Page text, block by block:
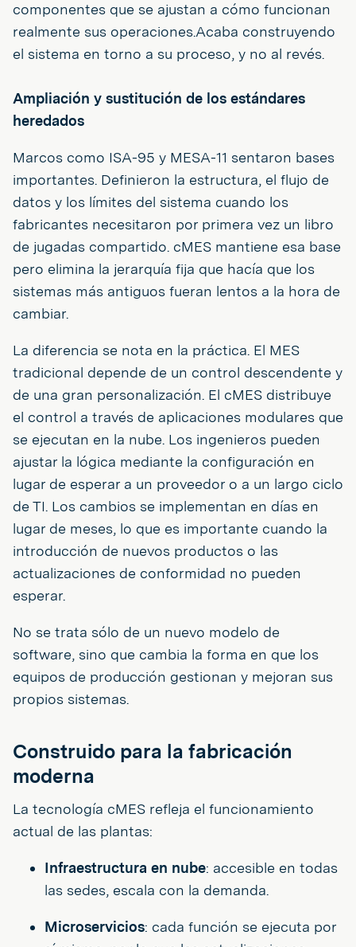
componentes que se ajustan a cómo funcionan
realmente sus operaciones.Acaba construyendo
el sistema en torno a su proceso, y no al revés.
Ampliación y sustitución de los estándares
heredados
Marcos como ISA-95 y MESA-11 sentaron bases
importantes. Definieron la estructura, el flujo de
datos y los límites del sistema cuando los
fabricantes necesitaron por primera vez un libro
de jugadas compartido. cMES mantiene esa base
pero elimina la jerarquía fija que hacía que los
sistemas más antiguos fueran lentos a la hora de
cambiar.
La diferencia se nota en la práctica. El MES
tradicional depende de un control descendente y
de una gran personalización. El cMES distribuye
el control a través de aplicaciones modulares que
se ejecutan en la nube. Los ingenieros pueden
ajustar la lógica mediante la configuración en
lugar de esperar a un proveedor o a un largo ciclo
de TI. Los cambios se implementan en días en
lugar de meses, lo que es importante cuando la
introducción de nuevos productos o las
actualizaciones de conformidad no pueden
esperar.
No se trata sólo de un nuevo modelo de
software, sino que cambia la forma en que los
equipos de producción gestionan y mejoran sus
propios sistemas.
Construido para la fabricación
moderna
La tecnología cMES refleja el funcionamiento
actual de las plantas:
Infraestructura en nube: accesible en todas
las sedes, escala con la demanda.
Microservicios: cada función se ejecuta por